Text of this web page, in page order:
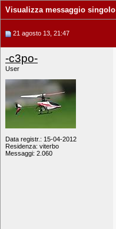
Visualizza messaggio singolo
21 agosto 13, 21:47
-c3po-
User
Data registr.: 15-04-2012
Residenza: viterbo
Messaggi: 2.060